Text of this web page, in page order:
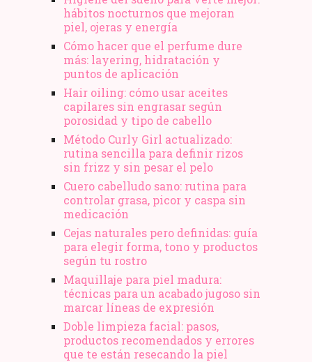
hábitos nocturnos que mejoran
piel, ojeras y energía
Cómo hacer que el perfume dure
más: layering, hidratación y
puntos de aplicación
Hair oiling: cómo usar aceites
capilares sin engrasar según
porosidad y tipo de cabello
Método Curly Girl actualizado:
rutina sencilla para definir rizos
sin frizz y sin pesar el pelo
Cuero cabelludo sano: rutina para
controlar grasa, picor y caspa sin
medicación
Cejas naturales pero definidas: guía
para elegir forma, tono y productos
según tu rostro
Maquillaje para piel madura:
técnicas para un acabado jugoso sin
marcar líneas de expresión
Doble limpieza facial: pasos,
productos recomendados y errores
que te están resecando la piel